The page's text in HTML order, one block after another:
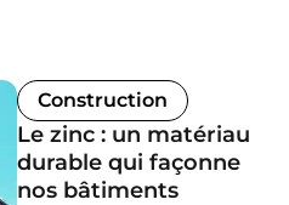
Construction
Le zinc : un matériau
durable qui façonne
nos bâtiments